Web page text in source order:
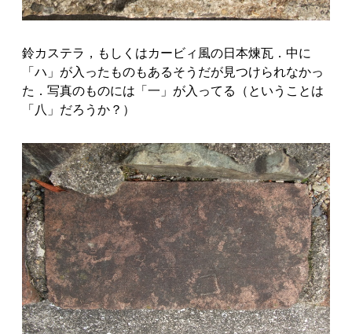
鈴カステラ，もしくはカービィ風の日本煉瓦．中に
「ハ」が入ったものもあるそうだが見つけられなかっ
た．写真のものには「一」が入ってる（ということは
「八」だろうか？）